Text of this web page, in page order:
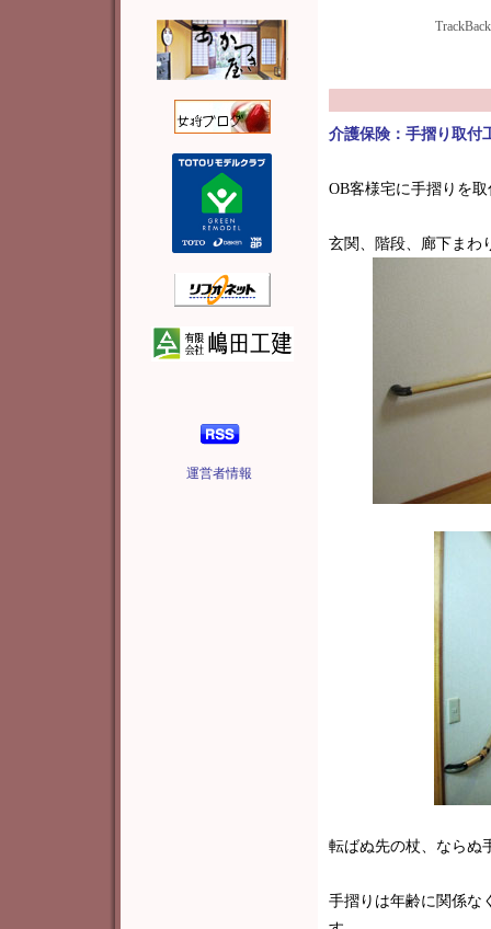
運営者情報
介護保険：手摺り取付
OB客様宅に手摺りを
玄関、階段、廊下まわ
転ばぬ先の杖、ならぬ
手摺りは年齢に関係な